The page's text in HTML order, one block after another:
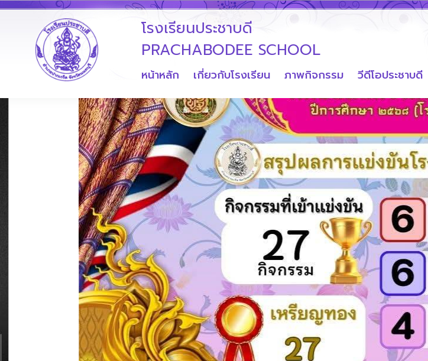
โรงเรียนประชาบดี
PRACHABODEE SCHOOL
หน้าหลัก เกี่ยวกับโรงเรียน ภาพกิจกรรม วีดีโอประชาบดี